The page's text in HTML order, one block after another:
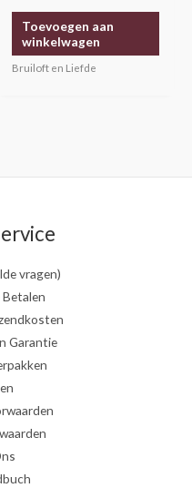
Toevoegen aan
winkelwagen
Bruiloft en Liefde
vragen)
Betalen
Garantie